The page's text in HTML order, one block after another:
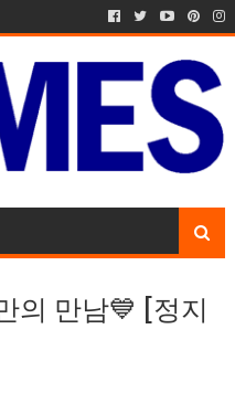
의 만남💙 [정지